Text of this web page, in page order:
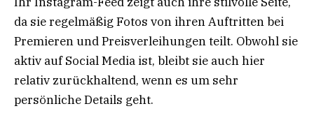
da sie regelmäßig Fotos von ihren Auftritten bei
Premieren und Preisverleihungen teilt. Obwohl sie
aktiv auf Social Media ist, bleibt sie auch hier
relativ zurückhaltend, wenn es um sehr
persönliche Details geht.